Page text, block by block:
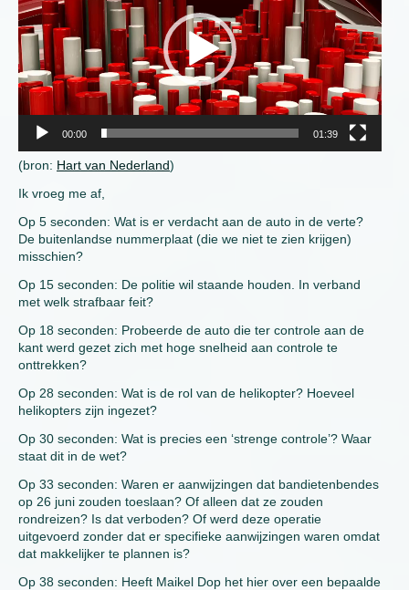
00:00 01:39
(bron: Hart van Nederland)
Ik vroeg me af,
Op 5 seconden: Wat is er verdacht aan de auto in de verte?
De buitenlandse nummerplaat (die we niet te zien krijgen)
misschien?
Op 15 seconden: De politie wil staande houden. In verband
met welk strafbaar feit?
Op 18 seconden: Probeerde de auto die ter controle aan de
kant werd gezet zich met hoge snelheid aan controle te
onttrekken?
Op 28 seconden: Wat is de rol van de helikopter? Hoeveel
helikopters zijn ingezet?
Op 30 seconden: Wat is precies een ‘strenge controle’? Waar
staat dit in de wet?
Op 33 seconden: Waren er aanwijzingen dat bandietenbendes
op 26 juni zouden toeslaan? Of alleen dat ze zouden
rondreizen? Is dat verboden? Of werd deze operatie
uitgevoerd zonder dat er specifieke aanwijzingen waren omdat
dat makkelijker te plannen is?
Op 38 seconden: Heeft Maikel Dop het hier over een bepaalde